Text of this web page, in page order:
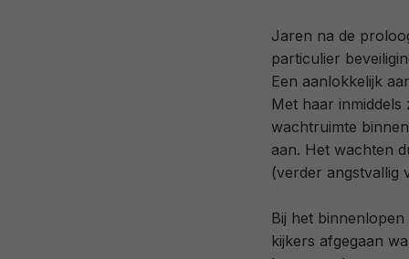
Jaren na de
particulier
Een aanlokkelijk
Met haar
wachtruimte
aan. Het wachten
(verder angstvallig
Bij het
kijkers afgegaan